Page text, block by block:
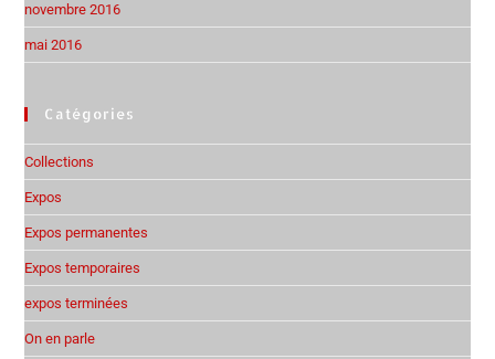
novembre 2016
mai 2016
Catégories
Collections
Expos
Expos permanentes
Expos temporaires
expos terminées
On en parle